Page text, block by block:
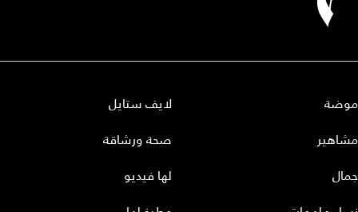
موضة
مشاهير
جمال
لايف ستايل
صحة ورشاقة
لها فيديو